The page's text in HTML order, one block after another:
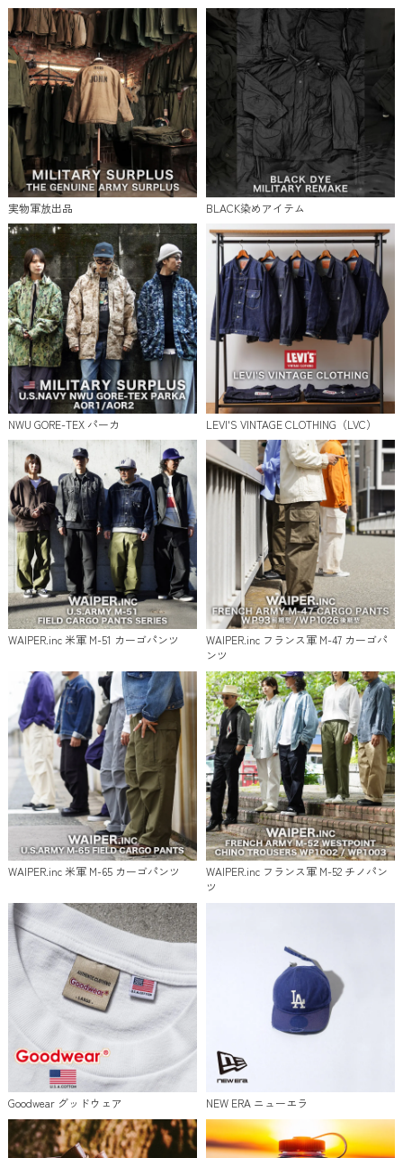
実物軍放出品 BLACK染めアイテム
NWU GORE-TEX パーカ LEVI'S VINTAGE CLOTHING（LVC）
WAIPER.inc 米軍 M-51 カーゴパンツ
WAIPER.inc フランス軍 M-47 カーゴパ
ンツ
WAIPER.inc 米軍 M-65 カーゴパンツ
WAIPER.inc フランス軍 M-52 チノパン
ツ
Goodwear グッドウェア NEW ERA ニューエラ